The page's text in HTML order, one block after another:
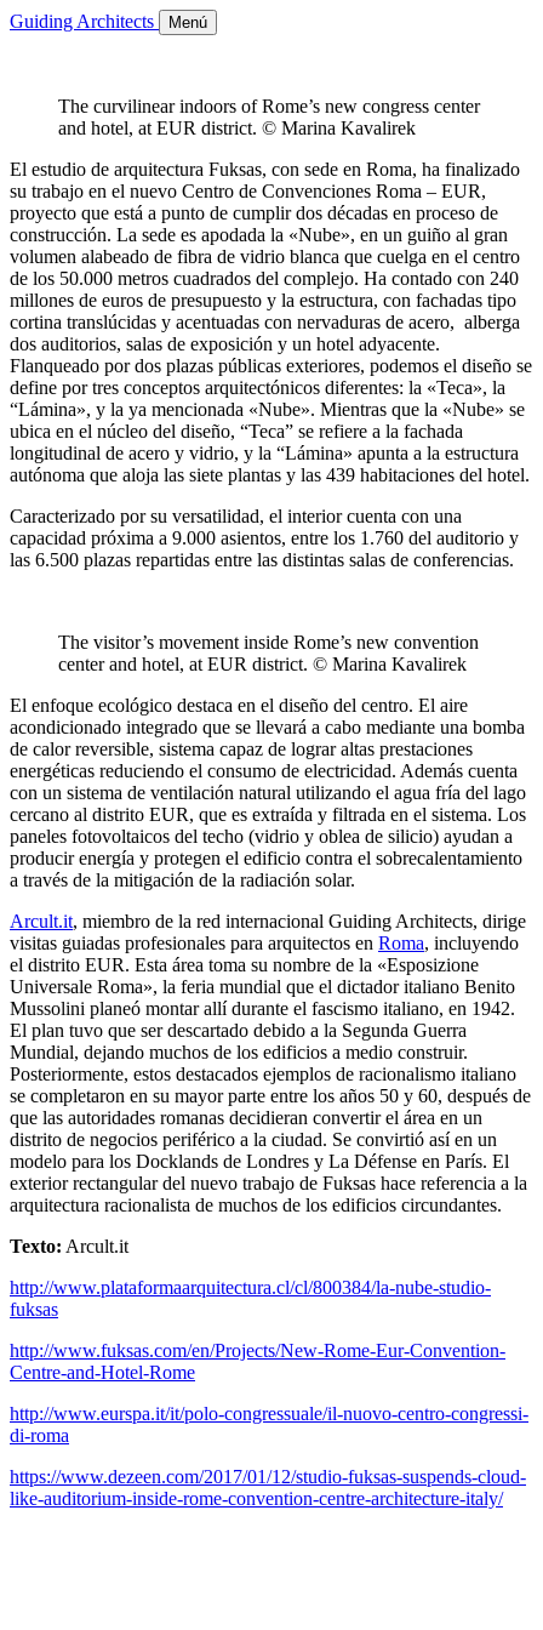
Guiding Architects Menú
The curvilinear indoors of Rome’s new congress center
and hotel, at EUR district. © Marina Kavalirek
El estudio de arquitectura Fuksas, con sede en Roma, ha finalizado
su trabajo en el nuevo Centro de Convenciones Roma – EUR,
proyecto que está a punto de cumplir dos décadas en proceso de
construcción. La sede es apodada la «Nube», en un guiño al gran
volumen alabeado de fibra de vidrio blanca que cuelga en el centro
de los 50.000 metros cuadrados del complejo. Ha contado con 240
millones de euros de presupuesto y la estructura, con fachadas tipo
cortina translúcidas y acentuadas con nervaduras de acero, alberga
dos auditorios, salas de exposición y un hotel adyacente.
Flanqueado por dos plazas públicas exteriores, podemos el diseño se
define por tres conceptos arquitectónicos diferentes: la «Teca», la
“Lámina», y la ya mencionada «Nube». Mientras que la «Nube» se
ubica en el núcleo del diseño, “Teca” se refiere a la fachada
longitudinal de acero y vidrio, y la “Lámina» apunta a la estructura
autónoma que aloja las siete plantas y las 439 habitaciones del hotel.
Caracterizado por su versatilidad, el interior cuenta con una
capacidad próxima a 9.000 asientos, entre los 1.760 del auditorio y
las 6.500 plazas repartidas entre las distintas salas de conferencias.
The visitor’s movement inside Rome’s new convention
center and hotel, at EUR district. © Marina Kavalirek
El enfoque ecológico destaca en el diseño del centro. El aire
acondicionado integrado que se llevará a cabo mediante una bomba
de calor reversible, sistema capaz de lograr altas prestaciones
energéticas reduciendo el consumo de electricidad. Además cuenta
con un sistema de ventilación natural utilizando el agua fría del lago
cercano al distrito EUR, que es extraída y filtrada en el sistema. Los
paneles fotovoltaicos del techo (vidrio y oblea de silicio) ayudan a
producir energía y protegen el edificio contra el sobrecalentamiento
a través de la mitigación de la radiación solar.
Arcult.it, miembro de la red internacional Guiding Architects, dirige
visitas guiadas profesionales para arquitectos en Roma, incluyendo
el distrito EUR. Esta área toma su nombre de la «Esposizione
Universale Roma», la feria mundial que el dictador italiano Benito
Mussolini planeó montar allí durante el fascismo italiano, en 1942.
El plan tuvo que ser descartado debido a la Segunda Guerra
Mundial, dejando muchos de los edificios a medio construir.
Posteriormente, estos destacados ejemplos de racionalismo italiano
se completaron en su mayor parte entre los años 50 y 60, después de
que las autoridades romanas decidieran convertir el área en un
distrito de negocios periférico a la ciudad. Se convirtió así en un
modelo para los Docklands de Londres y La Défense en París. El
exterior rectangular del nuevo trabajo de Fuksas hace referencia a la
arquitectura racionalista de muchos de los edificios circundantes.
Texto: Arcult.it
http://www.plataformaarquitectura.cl/cl/800384/la-nube-studio-
fuksas
http://www.fuksas.com/en/Projects/New-Rome-Eur-Convention-
Centre-and-Hotel-Rome
http://www.eurspa.it/it/polo-congressuale/il-nuovo-centro-congressi-
di-roma
https://www.dezeen.com/2017/01/12/studio-fuksas-suspends-cloud-
like-auditorium-inside-rome-convention-centre-architecture-italy/